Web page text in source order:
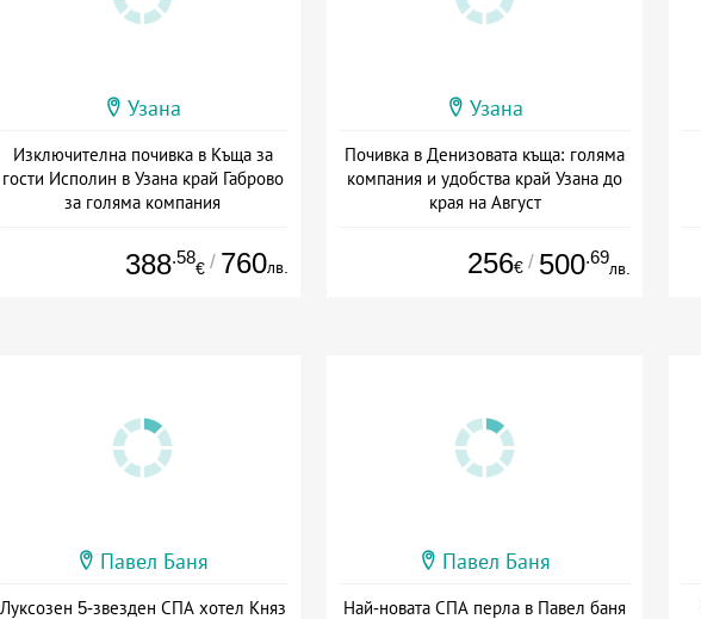
Узана
Изключителна почивка в Къща за
гости Исполин в Узана край Габрово
за голяма компания
388.58
€ / 760лв.
Узана
Почивка в Денизовата къща: голяма
компания и удобства край Узана до
края на Август
256€ / 500.69
лв.
Павел Баня
Луксозен 5-звезден СПА хотел Княз
Павел Баня
Най-новата СПА перла в Павел баня